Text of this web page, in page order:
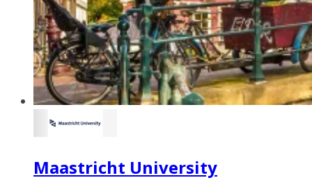
Maastricht University